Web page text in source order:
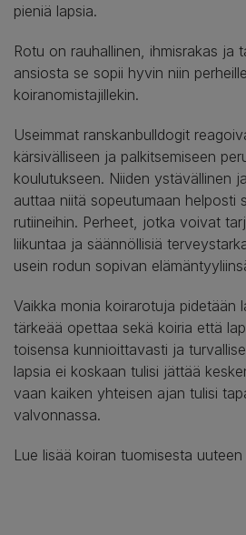
pieniä lapsia.
Rotu on rauhallinen, ihmisrakas ja
ansiosta se sopii hyvin niin
koiranomistajillekin.
Useimmat ranskanbulldogit
kärsivälliseen ja palkitsemiseen
koulutukseen. Niiden ystävällinen
auttaa niitä sopeutumaan helposti
rutiineihin. Perheet, jotka voivat
liikuntaa ja säännöllisiä
usein rodun sopivan
Vaikka monia koirarotuja pidetään
tärkeää opettaa sekä koiria että
toisensa kunnioittavasti ja
lapsia ei koskaan tulisi jättää
vaan kaiken yhteisen ajan tulisi
valvonnassa.
Lue lisää koiran tuomisesta uuteen